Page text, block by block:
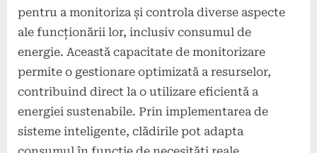
pentru a monitoriza și controla diverse aspecte
ale funcționării lor, inclusiv consumul de
energie. Această capacitate de monitorizare
permite o gestionare optimizată a resurselor,
contribuind direct la o utilizare eficientă a
energiei sustenabile. Prin implementarea de
sisteme inteligente, clădirile pot adapta